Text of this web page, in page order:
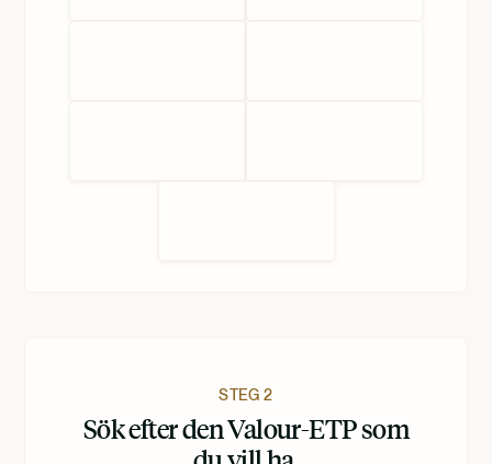
STEG 2
Sök efter den Valour-ETP som